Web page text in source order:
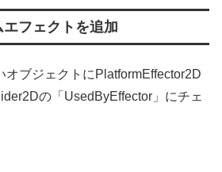
フェクトを追加
オブジェクトにPlatformEffector2D
の「UsedByEffector」にチェ